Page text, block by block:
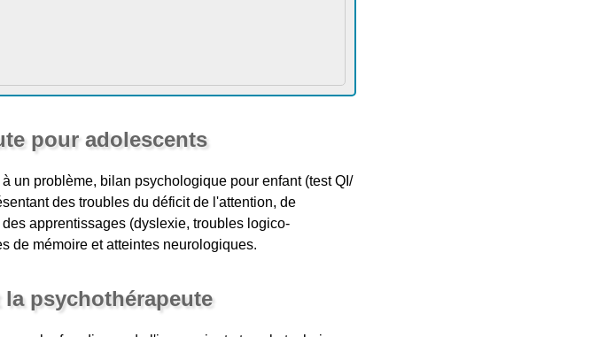
pour adolescents
un problème, bilan psychologique pour enfant (test QI/
des troubles du déficit de l'attention, de
apprentissages (dyslexie, troubles logico-
de mémoire et atteintes neurologiques.
psychothérapeute